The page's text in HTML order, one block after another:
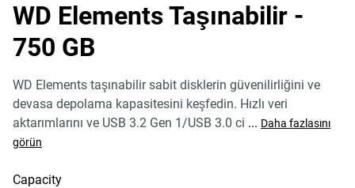
WD Elements Taşınabilir -
750 GB
WD Elements taşınabilir sabit disklerin güvenilirliğini ve
devasa depolama kapasitesini keşfedin. Hızlı veri
aktarımlarını ve USB 3.2 Gen 1/USB 3.0 ci ... Daha fazlasını
görün
Capacity